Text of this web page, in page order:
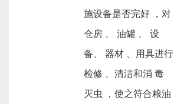
施设备是否完好 ，对
仓房 、 油罐 、 设
备、 器材 、用具进行
检修 、清洁和消 毒
灭虫 ，使之符合粮油